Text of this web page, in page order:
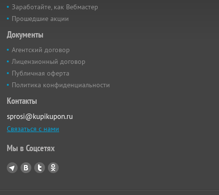
Заработайте, как Вебмастер
Прошедшие акции
Документы
Агентский договор
Лицензионный договор
Публичная оферта
Политика конфиденциальности
Контакты
sprosi@kupikupon.ru
Связаться с нами
Мы в Соцсетях